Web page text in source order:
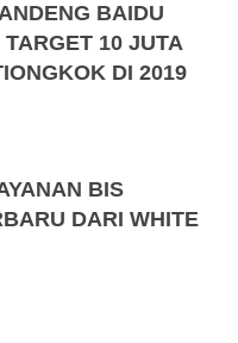
BAIDU
10 JUTA
DI 2019
BIS
DARI WHITE